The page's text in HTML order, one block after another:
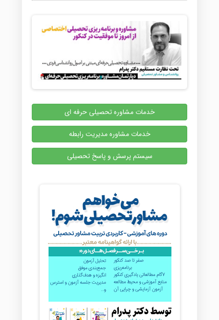
خدمات مشاوره تحصیلی حرفه ای
خدمات مشاوره مدیریت رابطه
سیستم پرسش و پاسخ تحصیلی